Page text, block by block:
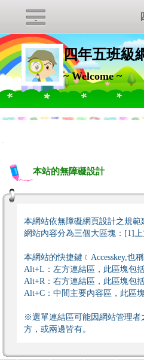
四年五班級
~ Welcome ~
:::
本站的無障礙設計
本網站依無障礙網頁設計之規範
網站內容分為三個大區塊：[1]
本網站的快捷鍵﹝Accesskey,也
Alt+L：左方連結區，此區塊包
Alt+R：右方連結區，此區塊包
Alt+C：中間主要內容區，此區
※選單連結區可能因網站管理者
方，或兩邊皆有。